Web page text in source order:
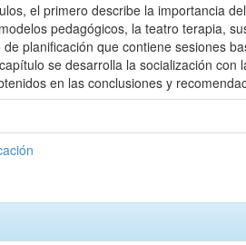
el primero describe la importancia
pedagógicos, la teatro terapia,
planificación que contiene sesiones
se desarrolla la socialización con
en las conclusiones y